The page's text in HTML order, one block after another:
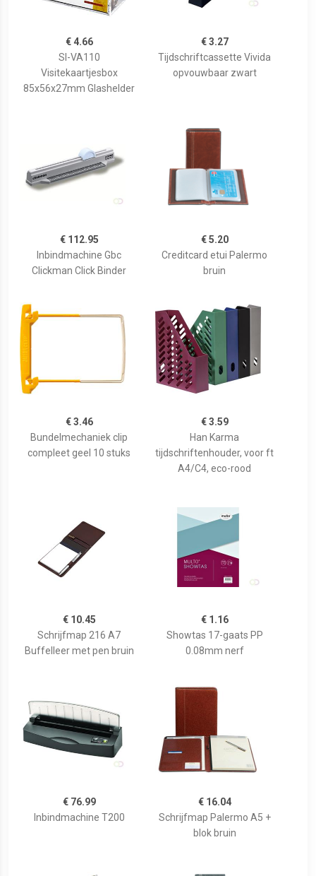
€ 4.66
SI-VA110
Visitekaartjesbox
85x56x27mm Glashelder
€ 3.27
Tijdschriftcassette Vivida
opvouwbaar zwart
€ 112.95
Inbindmachine Gbc
Clickman Click Binder
€ 5.20
Creditcard etui Palermo
bruin
€ 3.46
Bundelmechaniek clip
compleet geel 10 stuks
€ 3.59
Han Karma
tijdschriftenhouder, voor ft
A4/C4, eco-rood
€ 10.45
Schrijfmap 216 A7
Buffelleer met pen bruin
€ 1.16
Showtas 17-gaats PP
0.08mm nerf
€ 76.99
Inbindmachine T200
€ 16.04
Schrijfmap Palermo A5 +
blok bruin